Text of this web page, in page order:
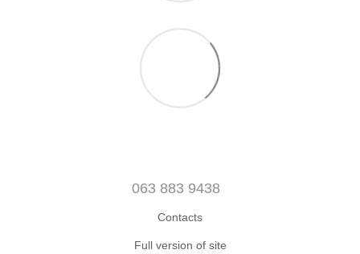
063 883 9438
Contacts
Full version of site